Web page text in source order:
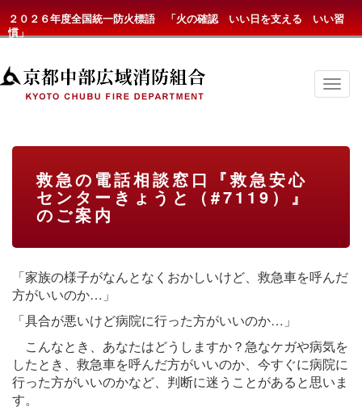
２０２６年度全国統一防火標語 「火の確認 いい日を支える いい習
慣」
京
都
ニ
ー
救急の電話相談窓口『救急安心
センターきょうと（#7119）』
のご案内
「家族の様子がなんとなくおかしいけど、救急車を呼んだ
方がいいのか…」
「具合が悪いけど病院に行った方がいいのか…」
こんなとき、あなたはどうしますか？急なケガや病気を
したとき、救急車を呼んだ方がいいのか、今すぐに病院に
行った方がいいのかなど、判断に迷うことがあると思いま
す。